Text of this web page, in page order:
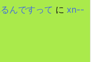
んですって に xn--